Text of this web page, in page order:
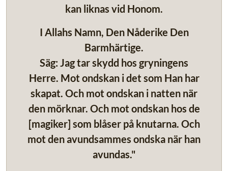
kan liknas vid Honom.
I Allahs Namn, Den Nåderike Den
Barmhärtige.
Säg: Jag tar skydd hos gryningens
Herre. Mot ondskan i det som Han har
skapat. Och mot ondskan i natten när
den mörknar. Och mot ondskan hos de
[magiker] som blåser på knutarna. Och
mot den avundsammes ondska när han
avundas."